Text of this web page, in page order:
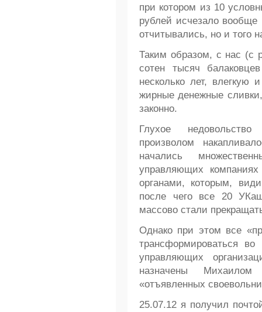
при котором из 10
рублей исчезало
отчитывались, но и того
Таким образом, с нас (с
сотен тысяч
несколько лет, влегкую
жирные денежные
законно.
Глухое
произволом
начались
управляющих
органами, которым,
после чего все 20
массово стали
Однако при этом все
трансформироваться
управляющих
назначены
«отъявленных
25.07.12 я получил